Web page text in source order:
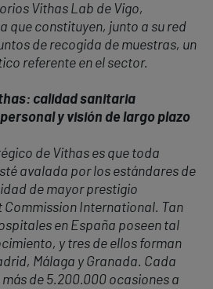
Vithas Lab de Vigo,
que constituyen, junto a su red
de recogida de muestras, un
referente en el sector.
calidad sanitaria
y visión de largo plazo
de Vithas es que toda
avalada por los estándares de
de mayor prestigio
International. Tan
en España poseen tal
y tres de ellos forman
Málaga y Granada. Cada
de 5.200.000 ocasiones a